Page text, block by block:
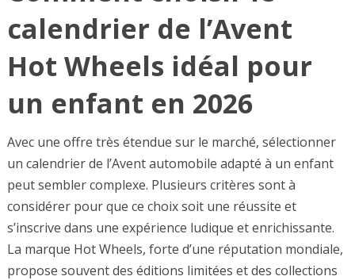
calendrier de l’Avent
Hot Wheels idéal pour
un enfant en 2026
Avec une offre très étendue sur le marché, sélectionner
un calendrier de l’Avent automobile adapté à un enfant
peut sembler complexe. Plusieurs critères sont à
considérer pour que ce choix soit une réussite et
s’inscrive dans une expérience ludique et enrichissante.
La marque Hot Wheels, forte d’une réputation mondiale,
propose souvent des éditions limitées et des collections